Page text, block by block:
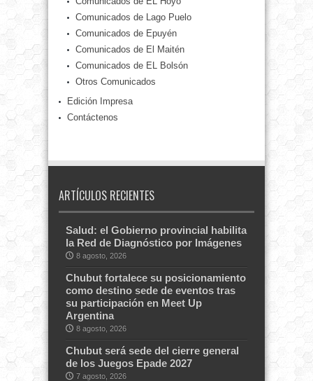
Comunicados de Lago Puelo
Comunicados de Epuyén
Comunicados de El Maitén
Comunicados de EL Bolsón
Otros Comunicados
Edición Impresa
Contáctenos
ARTÍCULOS RECIENTES
Salud: el Gobierno provincial habilita
la Red de Diagnóstico por Imágenes
8 agosto, 2026
Chubut fortalece su posicionamiento
como destino sede de eventos tras
su participación en Meet Up
Argentina
8 agosto, 2026
Chubut será sede del cierre general
de los Juegos Epade 2027
7 agosto, 2026